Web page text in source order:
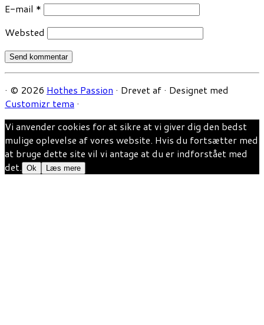
E-mail *
Websted
· © 2026 Hothes Passion · Drevet af · Designet med
Customizr tema ·
Vi anvender cookies for at sikre at vi giver dig den bedst
mulige oplevelse af vores website. Hvis du fortsætter med
at bruge dette site vil vi antage at du er indforstået med
det. Ok Læs mere